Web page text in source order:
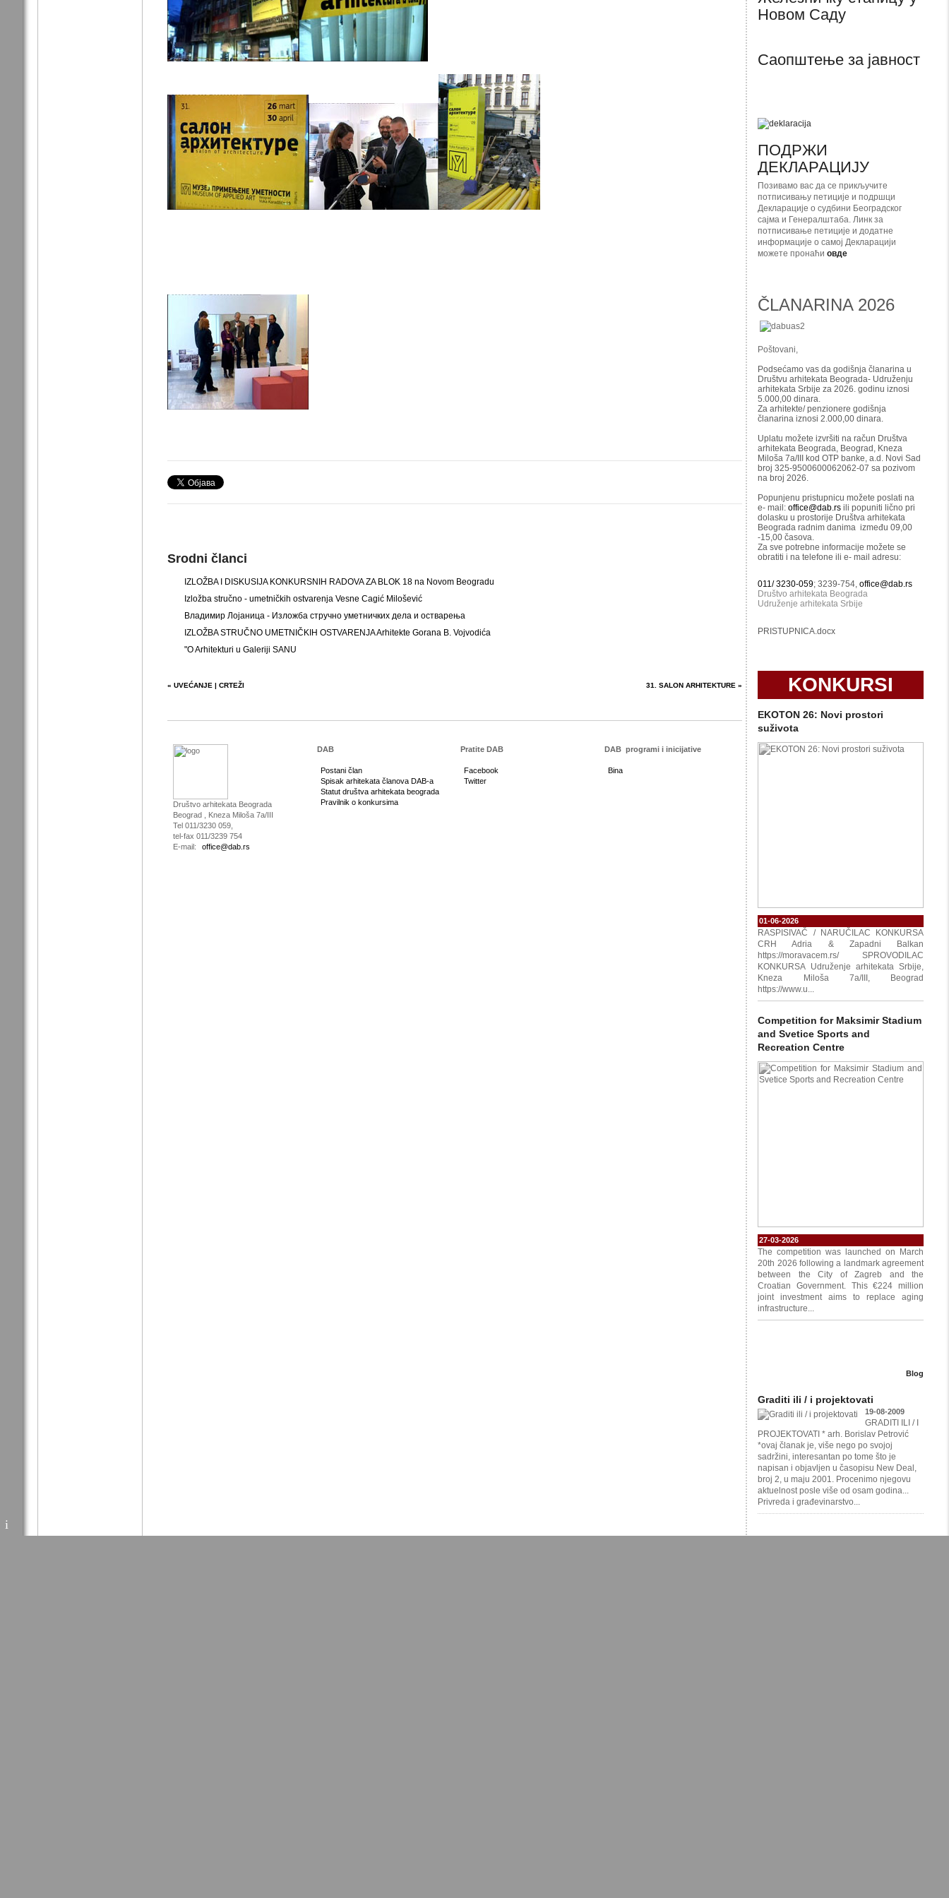
Srodni članci
IZLOŽBA I DISKUSIJA KONKURSNIH RADOVA ZA BLOK 18 na Novom Beogradu
Izložba stručno - umetničkih ostvarenja Vesne Cagić Milošević
Владимир Лојаница - Изложба стручно уметничких дела и остварења
IZLOŽBA STRUČNO UMETNIČKIH OSTVARENJA Arhitekte Gorana B. Vojvodića
"O Arhitekturi u Galeriji SANU
« UVEĆANJE | CRTEŽI 31. SALON ARHITEKTURE »
Društvo arhitekata Beograda
Beograd , Kneza Miloša 7a/III
Tel 011/3230 059,
tel-fax 011/3239 754
E-mail:
office@dab.rs
DAB
Postani član
Spisak arhitekata članova DAB-a
Statut društva arhitekata beograda
Pravilnik o konkursima
Pratite DAB
Facebook
Twitter
DAB programi i inicijative
Bina
Новом Саду
Саопштење за јавност
ПОДРЖИ
ДЕКЛАРАЦИЈУ
Позивамо вас да се прикључите
потписивању петиције и подршци
Декларације о судбини Београдског
сајма и Генералштаба. Линк за
потписивање петиције и додатне
информације о самој Декларацији
можете пронаћиовде
ČLANARINA 2026
Poštovani,
Podsećamo vas da godišnja članarina u
Društvu arhitekata Beograda- Udruženju
arhitekata Srbije za 2026. godinu iznosi
5.000,00 dinara.
Za arhitekte/ penzionere godišnja
članarina iznosi 2.000,00 dinara.
Uplatu možete izvršiti na račun Društva
arhitekata Beograda, Beograd, Kneza
Miloša 7a/III kod OTP banke, a.d. Novi Sad
broj 325-9500600062062-07 sa pozivom
na broj 2026.
Popunjenu pristupnicu možete poslati na
e- mail:office@dab.rs ili popuniti lično pri
dolasku u prostorije Društva arhitekata
Beograda radnim danima između 09,00
-15,00 časova.
Za sve potrebne informacije možete se
obratiti i na telefone ili e- mail adresu:
011/ 3230-059; 3239-754,office@dab.rs
Društvo arhitekata Beograda
Udruženje arhitekata Srbije
PRISTUPNICA.docx
KONKURSI
EKOTON 26: Novi prostori
suživota
01-06-2026
RASPISIVAČ / NARUČILAC KONKURSA
CRH Adria & Zapadni Balkan
https://moravacem.rs/ SPROVODILAC
KONKURSA Udruženje arhitekata Srbije,
Kneza Miloša 7a/III, Beograd
https://www.u...
Competition for Maksimir Stadium
and Svetice Sports and
Recreation Centre
27-03-2026
The competition was launched on March
20th 2026 following a landmark agreement
between the City of Zagreb and the
Croatian Government. This €224 million
joint investment aims to replace aging
infrastructure...
Blog
Graditi ili / i projektovati
19-08-2009
GRADITI ILI / I
PROJEKTOVATI * arh. Borislav Petrović
*ovaj članak je, više nego po svojoj
sadržini, interesantan po tome što je
napisan i objavljen u časopisu New Deal,
broj 2, u maju 2001. Procenimo njegovu
aktuelnost posle više od osam godina...
Privreda i građevinarstvo...